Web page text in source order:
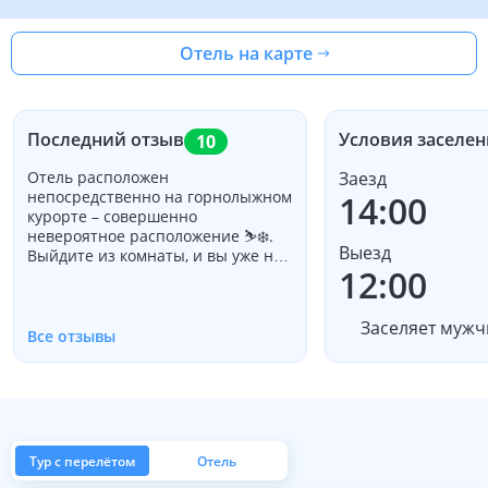
Отель на карте
Последний отзыв 10
Отель расположен
непосредственно на горнолыжном
курорте – совершенно
невероятное расположение ⛷️❄️.
Выйдите из комнаты, и вы уже на
вести бизнес, вид, который
«очередным клиентом». С самых
первых минут ощущение, что это
Все отзывы
Условия
Заезд
14:00
Выезд
12:00
Заселяет
Тур с перелётом Отель